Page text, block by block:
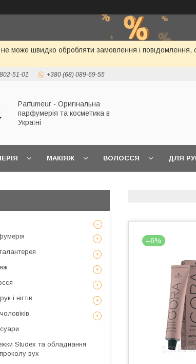
не може швидко обробляти замовлення і повідомлення,
51-01 +380 (68) 089-69-55
Parfumeur - Оригінальна
парфумерія та косметика в
Україні
МАКІЯЖ ВОЛОССЯ ДЛЯ
–6%
і нігтів
Studex та обладнання
вух